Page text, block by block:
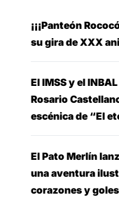
¡¡¡Panteón
su gira de XXX
El IMSS y el
Rosario
escénica de “El
El Pato Merlín
una aventura
corazones y